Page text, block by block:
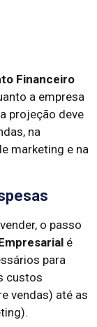
Financeiro
a empresa
projeção deve
na
marketing e na
o passo
é
para
custos
vendas) até as